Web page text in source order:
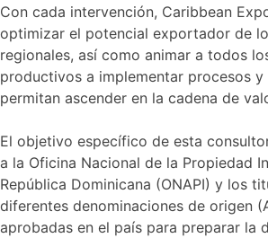
Con cada intervención, Caribbean
optimizar el potencial exportador de
regionales, así como animar a todos
productivos a implementar procesos y
permitan ascender en la cadena de
El objetivo específico de esta
a la Oficina Nacional de la Propiedad
República Dominicana (ONAPI) y los
diferentes denominaciones de origen
aprobadas en el país para preparar la